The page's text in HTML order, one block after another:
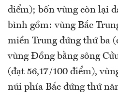
điểm); bốn vùng còn lại
bình gồm: vùng Bắc
miền Trung đứng thứ ba
vùng Đồng bằng sông
(đạt 56,17/100 điểm),
núi phía Bắc đứng thứ